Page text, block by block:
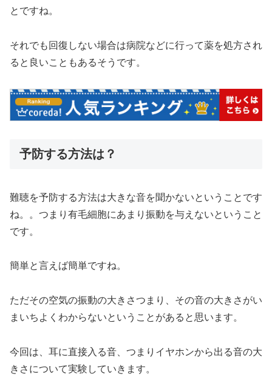
とですね。
それでも回復しない場合は病院などに行って薬を処方され
ると良いこともあるそうです。
予防する方法は？
難聴を予防する方法は大きな音を聞かないということです
ね。。つまり有毛細胞にあまり振動を与えないということ
です。
簡単と言えば簡単ですね。
ただその空気の振動の大きさつまり、その音の大きさがい
まいちよくわからないということがあると思います。
今回は、耳に直接入る音、つまりイヤホンから出る音の大
きさについて実験していきます。